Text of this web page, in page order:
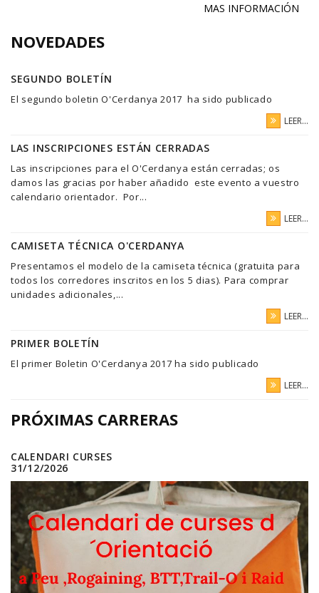
MAS INFORMACIÓN
NOVEDADES
SEGUNDO BOLETÍN
El segundo boletin O'Cerdanya 2017 ha sido publicado
LEER...
LAS INSCRIPCIONES ESTÁN CERRADAS
Las inscripciones para el O'Cerdanya están cerradas; os
damos las gracias por haber añadido este evento a vuestro
calendario orientador. Por...
LEER...
CAMISETA TÉCNICA O'CERDANYA
Presentamos el modelo de la camiseta técnica (gratuita para
todos los corredores inscritos en los 5 dias). Para comprar
unidades adicionales,...
LEER...
PRIMER BOLETÍN
El primer Boletin O'Cerdanya 2017 ha sido publicado
LEER...
PRÓXIMAS CARRERAS
CALENDARI CURSES
31/12/2026